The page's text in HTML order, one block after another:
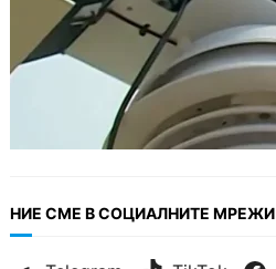
НИЕ СМЕ В СОЦИАЛНИТЕ МРЕЖИ